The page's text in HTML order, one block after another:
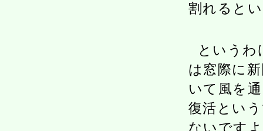
割れると
というわ
は窓際に
いて風を
復活とい
ないです